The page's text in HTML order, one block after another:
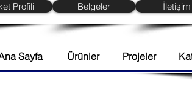
Profili Belgeler İletişim
Sayfa Ürünler Projeler